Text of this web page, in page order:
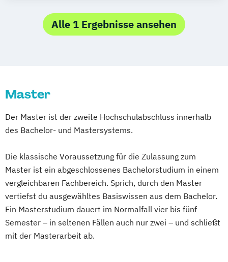
Alle 1 Ergebnisse ansehen
Master
Der Master ist der zweite Hochschulabschluss innerhalb
des Bachelor- und Mastersystems.
Die klassische Voraussetzung für die Zulassung zum
Master ist ein abgeschlossenes Bachelorstudium in einem
vergleichbaren Fachbereich. Sprich, durch den Master
vertiefst du ausgewähltes Basiswissen aus dem Bachelor.
Ein Masterstudium dauert im Normalfall vier bis fünf
Semester – in seltenen Fällen auch nur zwei – und schließt
mit der Masterarbeit ab.